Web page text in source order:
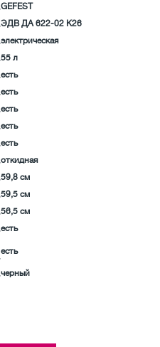
GEFEST
ЭДВ ДА 622-02 К26
электрическая
55 л
есть
есть
есть
есть
есть
откидная
59,8 см
59,5 см
56,5 см
есть
есть
черный